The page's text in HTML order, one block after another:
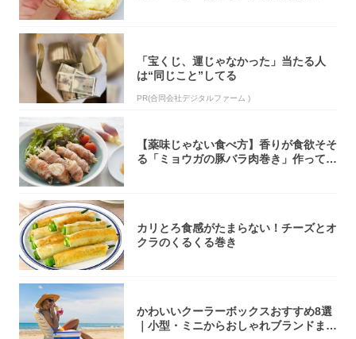
「宝くじ、運じゃなかった」当たる人
は“同じこと”してる
PR(合同会社デジタルファーム )
【薬味じゃない食べ方】香りが食欲そそ
る「ミョウガの豚バラ肉巻き」作ってみ
カリとろ食感がたまらない！チーズとオ
クラのくるくる巻き
かわいいクーラーボックスおすすめ8選
｜小型・ミニからおしゃれブランドまで